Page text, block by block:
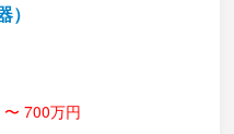
700万円